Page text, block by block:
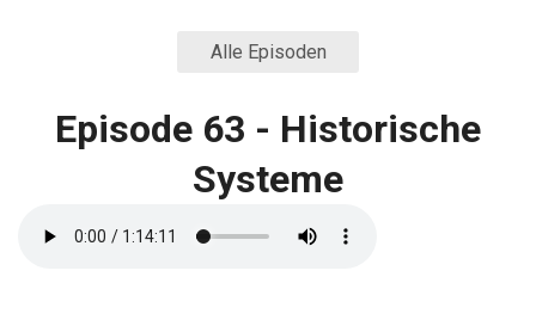
Alle Episoden
Episode 63 - Historische
Systeme